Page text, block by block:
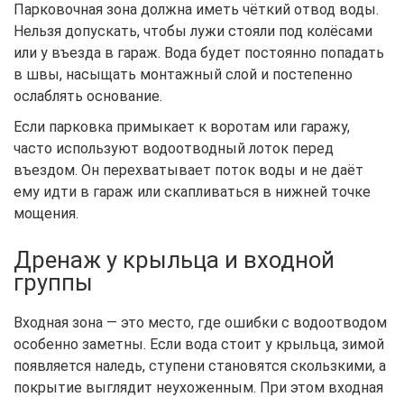
Парковочная зона должна иметь чёткий отвод воды.
Нельзя допускать, чтобы лужи стояли под колёсами
или у въезда в гараж. Вода будет постоянно попадать
в швы, насыщать монтажный слой и постепенно
ослаблять основание.
Если парковка примыкает к воротам или гаражу,
часто используют водоотводный лоток перед
въездом. Он перехватывает поток воды и не даёт
ему идти в гараж или скапливаться в нижней точке
мощения.
Дренаж у крыльца и входной
группы
Входная зона — это место, где ошибки с водоотводом
особенно заметны. Если вода стоит у крыльца, зимой
появляется наледь, ступени становятся скользкими, а
покрытие выглядит неухоженным. При этом входная